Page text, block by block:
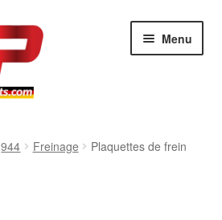
Menu
944 Freinage
Plaquettes de frein